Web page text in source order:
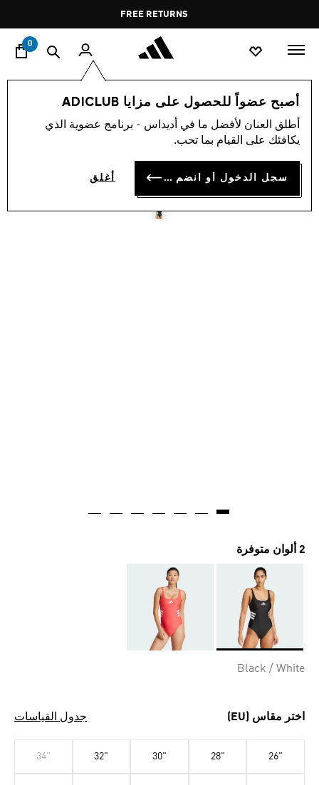
Pause
promotion
rotation
FREE RETURNS
0
أصبح عضواً للحصول على مزايا ADICLUB
أطلق العنان لأفضل ما في أديداس - برنامج عضوية الذي
يكافئك على القيام بما تحب.
سجل الدخول أو انضم الآن أغلق
النساء ملابس
بدلة سباحة 3-STRIPES U-
BACK
KD 16.75
2 ألوان متوفرة
Black / White
اختر مقاس (EU) جدول القياسات
26"
28"
30"
32"
34"